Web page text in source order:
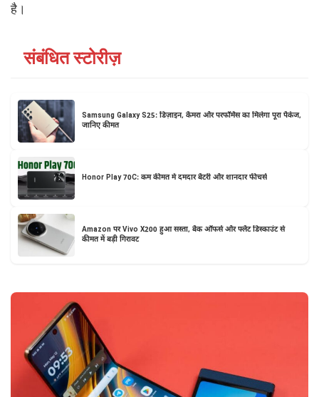
है।
संबंधित स्टोरीज़
Samsung Galaxy S25: डिज़ाइन, कैमरा और परफॉर्मेंस का मिलेगा पूरा पैकेज,
जानिए कीमत
Honor Play 70C: कम कीमत में दमदार बैटरी और शानदार फीचर्स
Amazon पर Vivo X200 हुआ सस्ता, बैंक ऑफर्स और फ्लैट डिस्काउंट से
कीमत में बड़ी गिरावट